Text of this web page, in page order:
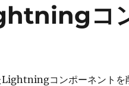
コ
コンポーネントを